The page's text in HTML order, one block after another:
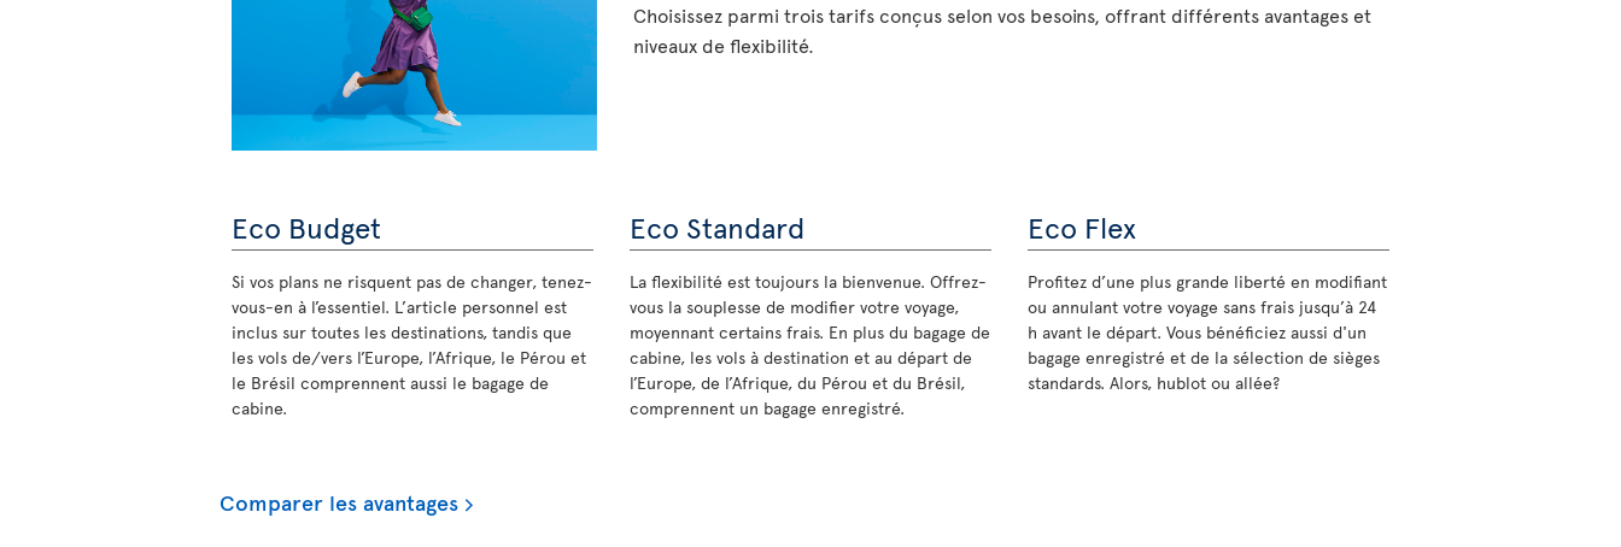
Choisissez parmi trois tarifs conçus selon vos besoins, offrant différents avantages et
niveaux de flexibilité.
Eco Budget
Si vos plans ne risquent pas de changer, tenez-
vous-en à l’essentiel. L’article personnel est
inclus sur toutes les destinations, tandis que
les vols de/vers l’Europe, l’Afrique, le Pérou et
le Brésil comprennent aussi le bagage de
cabine.
Eco Standard
La flexibilité est toujours la bienvenue. Offrez-
vous la souplesse de modifier votre voyage,
moyennant certains frais. En plus du bagage de
cabine, les vols à destination et au départ de
l’Europe, de l’Afrique, du Pérou et du Brésil,
comprennent un bagage enregistré.
Eco Flex
Profitez d’une plus grande liberté en modifiant
ou annulant votre voyage sans frais jusqu’à 24
h avant le départ. Vous bénéficiez aussi d'un
bagage enregistré et de la sélection de sièges
standards. Alors, hublot ou allée?
Comparer les avantages